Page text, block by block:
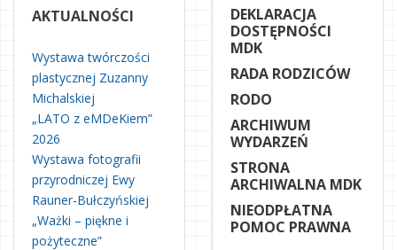
AKTUALNOŚCI
Wystawa twórczości
plastycznej Zuzanny
Michalskiej
„LATO z eMDeKiem”
2026
Wystawa fotografii
przyrodniczej Ewy
Rauner-Bułczyńskiej
„Ważki – piękne i
pożyteczne”
DEKLARACJA
DOSTĘPNOŚCI
MDK
RADA RODZICÓW
RODO
ARCHIWUM
WYDARZEŃ
STRONA
ARCHIWALNA MDK
NIEODPŁATNA
POMOC PRAWNA